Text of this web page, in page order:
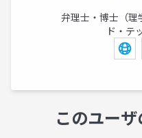
弁理士・博士（理
ド・テ
このユー